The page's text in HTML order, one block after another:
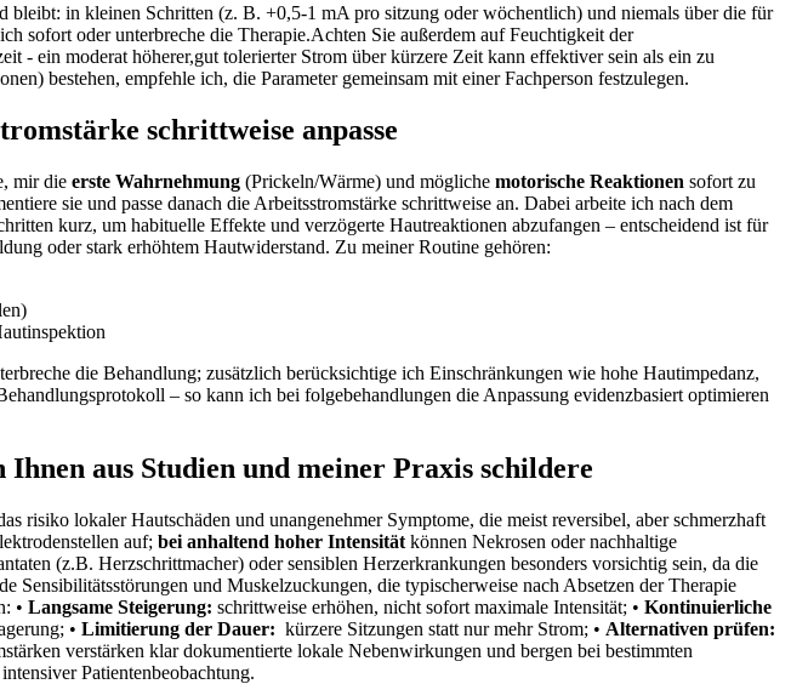
in kleinen Schritten (z. B. +0,5-1 mA pro sitzung​ oder wöchentlich) und niemals über die für
sofort oder unterbreche die Therapie.Achten Sie‍ außerdem auf Feuchtigkeit‍ der
‌- ein moderat höherer,gut tolerierter Strom über kürzere Zeit kann effektiver sein als ⁢ein zu
bestehen, empfehle ich, die Parameter gemeinsam mit einer Fachperson festzulegen.
schrittweise anpasse
mir die erste Wahrnehmung (Prickeln/Wärme) und mögliche motorische Reaktionen sofort zu
sie und passe danach die Arbeitsstromstärke schrittweise⁣ an.​ Dabei arbeite ich nach dem
kurz, um habituelle Effekte und verzögerte Hautreaktionen abzufangen – entscheidend ist für
oder stark ⁢erhöhtem Hautwiderstand. Zu meiner Routine gehören:
die Behandlung; zusätzlich berücksichtige ich Einschränkungen wie hohe Hautimpedanz,
– so kann⁢ ich bei folgebehandlungen die Anpassung evidenzbasiert optimieren
aus Studien und meiner Praxis schildere
risiko lokaler Hautschäden und unangenehmer Symptome, die⁢ meist reversibel, aber schmerzhaft
auf; bei anhaltend⁣ hoher Intensität ‍können Nekrosen oder nachhaltige
(z.B. Herzschrittmacher) oder ‌sensiblen Herzerkrankungen besonders vorsichtig sein, da die
Sensibilitätsstörungen und Muskelzuckungen, die typischerweise nach Absetzen der Therapie
• Langsame Steigerung: schrittweise‍ erhöhen, nicht sofort maximale Intensität; • Kontinuierliche
• Limitierung der Dauer: ⁢ kürzere Sitzungen statt nur mehr Strom; • Alternativen prüfen:
⁢verstärken klar dokumentierte lokale Nebenwirkungen und bergen bei bestimmten
Patientenbeobachtung.